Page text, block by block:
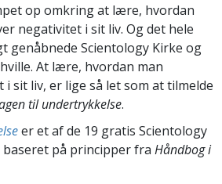
op omkring at lære, hvordan
negativitet i sit liv. Og det hele
genåbnede Scientology Kirke og
At lære, hvordan man
sit liv, er lige så let som at tilmelde
til undertrykkelse.
er et af de 19 gratis Scientology
på principper fra Håndbog i